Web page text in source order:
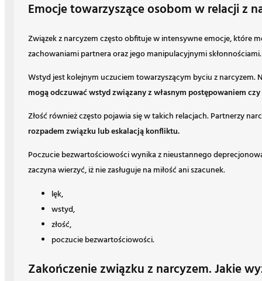
Emocje towarzyszące osobom w relacji z
Związek z narcyzem często obfituje w intensywne emocje, które
zachowaniami partnera oraz jego manipulacyjnymi
Wstyd jest kolejnym uczuciem towarzyszącym byciu z
mogą odczuwać wstyd związany z własnym postępowaniem
Złość również często pojawia się w takich relacjach. Partnerzy
rozpadem związku lub eskalacją konfliktu.
Poczucie bezwartościowości wynika z nieustannego
zaczyna wierzyć, iż nie zasługuje na miłość ani szacunek.
lęk,
wstyd,
złość,
poczucie bezwartościowości.
Zakończenie związku z narcyzem. Jakie